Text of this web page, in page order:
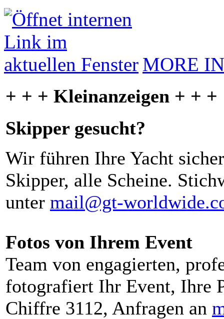
MORE
+ + + Kleinanzeigen + + +
Skipper gesucht?
Wir führen Ihre Yacht
Skipper, alle Scheine.
unter mail@gt-
Fotos von Ihrem Event
Team von engagierten,
fotografiert Ihr Event, Ihre
Chiffre 3112, Anfragen an